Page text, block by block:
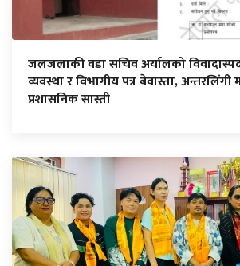
जलजलाकी वडा सचिव अर्यालको
व्यवस्था र विभागीय पत्र बेवास्ता,
प्रशासनिक सास्ती